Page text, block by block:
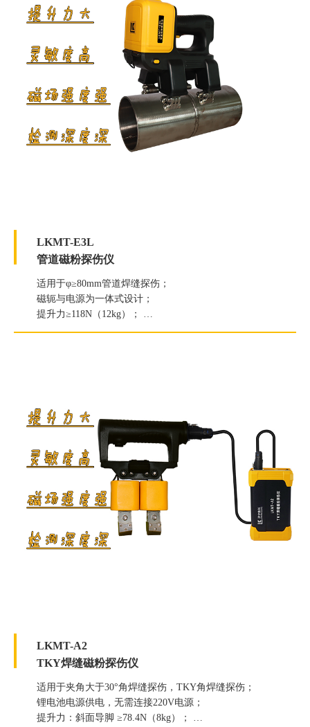
LKMT-E3L
管道磁粉探伤仪
适用于φ≥80mm管道焊缝探伤；
磁轭与电源为一体式设计；
提升力≥118N（12kg）；
白光照度≥2000Lux；
LKMT-A2
TKY焊缝磁粉探伤仪
适用于夹角大于30°角焊缝探伤，TKY角焊缝探伤；
锂电池电源供电，无需连接220V电源；
提升力：斜面导脚 ≥78.4N（8kg）；